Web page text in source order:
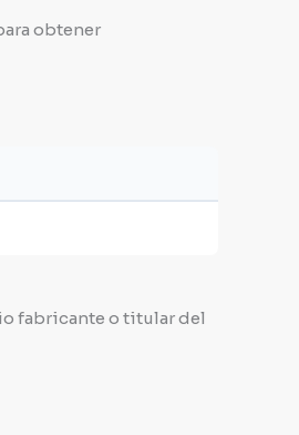
obtener
fabricante o titular del